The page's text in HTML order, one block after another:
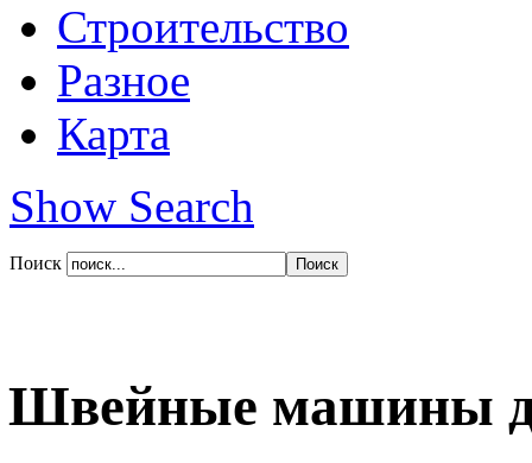
Строительство
Разное
Карта
Show Search
Поиск
Швейные машины